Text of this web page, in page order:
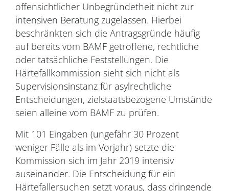
offensichtlicher Unbegründetheit nicht zur
intensiven Beratung zugelassen. Hierbei
beschränkten sich die Antragsgründe häufig
auf bereits vom BAMF getroffene, rechtliche
oder tatsächliche Feststellungen. Die
Härtefallkommission sieht sich nicht als
Supervisionsinstanz für asylrechtliche
Entscheidungen, zielstaatsbezogene Umstände
seien alleine vom BAMF zu prüfen.
Mit 101 Eingaben (ungefähr 30 Prozent
weniger Fälle als im Vorjahr) setzte die
Kommission sich im Jahr 2019 intensiv
auseinander. Die Entscheidung für ein
Härtefallersuchen setzt voraus, dass dringende